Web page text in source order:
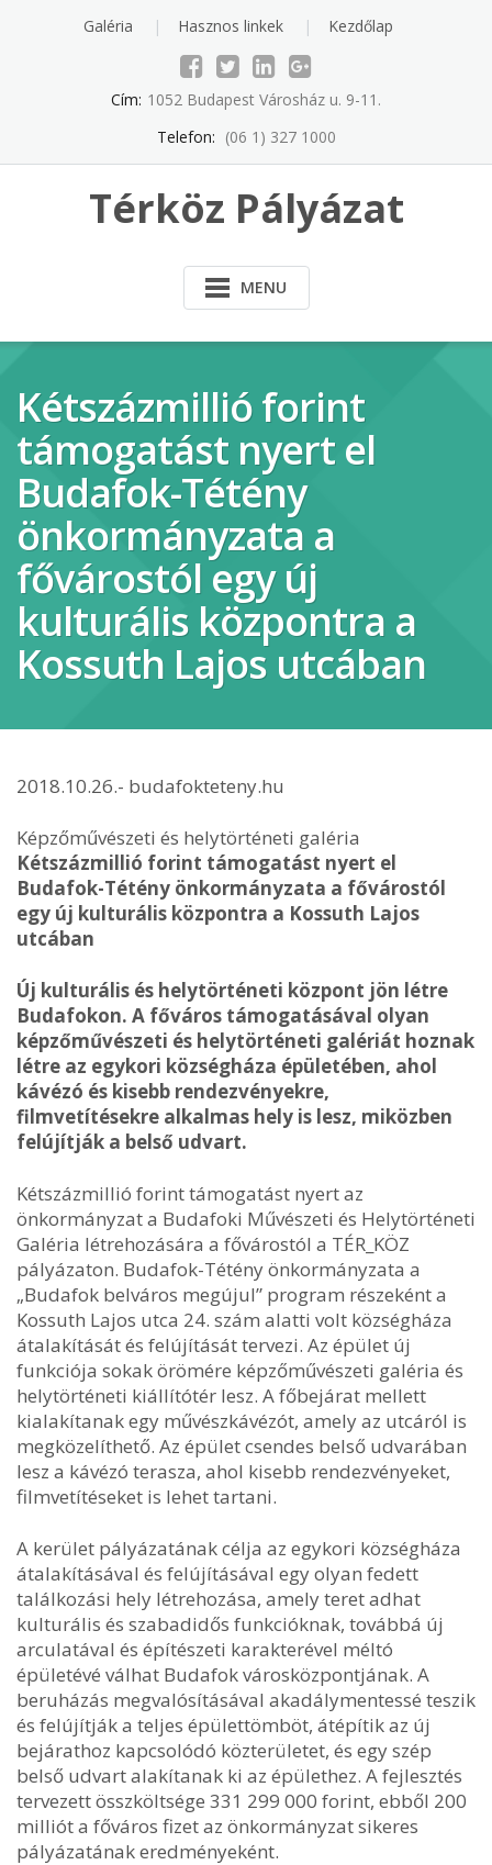
Galéria Hasznos linkek Kezdőlap
Cím: 1052 Budapest Városház u. 9-11.
Telefon: (06 1) 327 1000
Térköz Pályázat
MENU
Kétszázmillió forint
támogatást nyert el
Budafok-Tétény
önkormányzata a
fővárostól egy új
kulturális központra a
Kossuth Lajos utcában
2018.10.26.- budafokteteny.hu
Képzőművészeti és helytörténeti galéria
Kétszázmillió forint támogatást nyert el
Budafok-Tétény önkormányzata a fővárostól
egy új kulturális központra a Kossuth Lajos
utcában
Új kulturális és helytörténeti központ jön létre
Budafokon. A főváros támogatásával olyan
képzőművészeti és helytörténeti galériát hoznak
létre az egykori községháza épületében, ahol
kávézó és kisebb rendezvényekre,
filmvetítésekre alkalmas hely is lesz, miközben
felújítják a belső udvart.
Kétszázmillió forint támogatást nyert az
önkormányzat a Budafoki Művészeti és Helytörténeti
Galéria létrehozására a fővárostól a TÉR_KÖZ
pályázaton. Budafok-Tétény önkormányzata a
„Budafok belváros megújul” program részeként a
Kossuth Lajos utca 24. szám alatti volt községháza
átalakítását és felújítását tervezi. Az épület új
funkciója sokak örömére képzőművészeti galéria és
helytörténeti kiállítótér lesz. A főbejárat mellett
kialakítanak egy művészkávézót, amely az utcáról is
megközelíthető. Az épület csendes belső udvarában
lesz a kávézó terasza, ahol kisebb rendezvényeket,
filmvetítéseket is lehet tartani.
A kerület pályázatának célja az egykori községháza
átalakításával és felújításával egy olyan fedett
találkozási hely létrehozása, amely teret adhat
kulturális és szabadidős funkcióknak, továbbá új
arculatával és építészeti karakterével méltó
épületévé válhat Budafok városközpontjának. A
beruházás megvalósításával akadálymentessé teszik
és felújítják a teljes épülettömböt, átépítik az új
bejárathoz kapcsolódó közterületet, és egy szép
belső udvart alakítanak ki az épülethez. A fejlesztés
tervezett összköltsége 331 299 000 forint, ebből 200
milliót a főváros fizet az önkormányzat sikeres
pályázatának eredményeként.